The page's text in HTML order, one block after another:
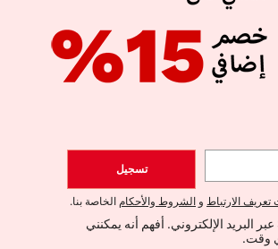
الإشتراك
اشتراك
تسجيل
الارتباط و الشروط والأحكام الخاصة بنا.
أود تلقي العروض الحصرية وأخبار SHEIN عبر البريد الإلكتروني. أفهم أنه يمكنني